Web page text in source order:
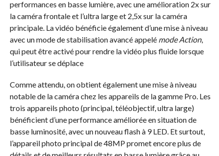
performances en basse lumière, avec une amélioration 2x sur
la caméra frontale et l’ultra large et 2,5x sur la caméra
principale. La vidéo bénéficie également d’une mise à niveau
avec un mode de stabilisation avancé appelé mode Action,
qui peut être activé pour rendre la vidéo plus fluide lorsque
l’utilisateur se déplace
Comme attendu, on obtient également une mise à niveau
notable de la caméra chez les appareils de la gamme Pro. Les
trois appareils photo (principal, téléobjectif, ultra large)
bénéficient d’une performance améliorée en situation de
basse luminosité, avec un nouveau flash à 9 LED. Et surtout,
l’appareil photo principal de 48MP promet encore plus de